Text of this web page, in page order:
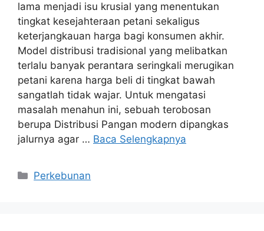
lama menjadi isu krusial yang menentukan
tingkat kesejahteraan petani sekaligus
keterjangkauan harga bagi konsumen akhir.
Model distribusi tradisional yang melibatkan
terlalu banyak perantara seringkali merugikan
petani karena harga beli di tingkat bawah
sangatlah tidak wajar. Untuk mengatasi
masalah menahun ini, sebuah terobosan
berupa Distribusi Pangan modern dipangkas
jalurnya agar … Baca Selengkapnya
Kategori
Perkebunan